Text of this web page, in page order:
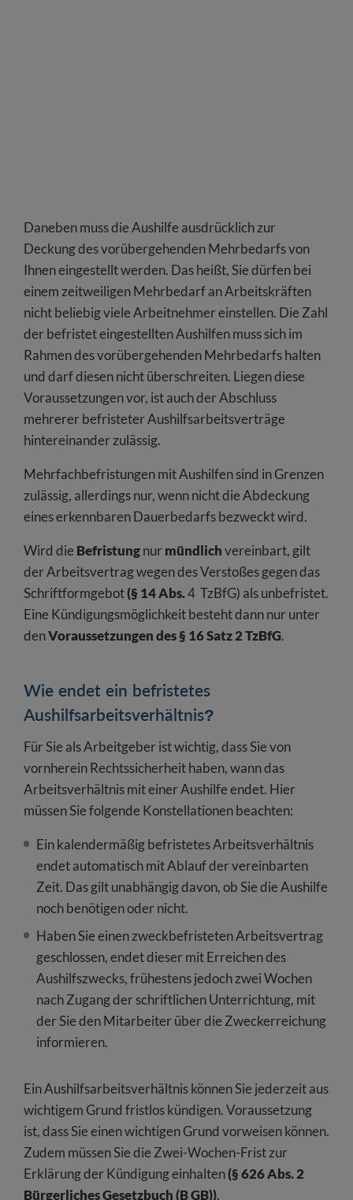
Daneben muss die Aushilfe ausdrücklich zur
Deckung des vorübergehenden Mehrbedarfs von
Ihnen eingestellt werden. Das heißt, Sie dürfen bei
einem zeitweiligen Mehrbedarf an Arbeitskräften
nicht beliebig viele Arbeitnehmer einstellen. Die Zahl
der befristet eingestellten Aushilfen muss sich im
Rahmen des vorübergehenden Mehrbedarfs halten
und darf diesen nicht überschreiten. Liegen diese
Voraussetzungen vor, ist auch der Abschluss
mehrerer befristeter Aushilfsarbeitsverträge
hintereinander zulässig.
Mehrfachbefristungen mit Aushilfen sind in Grenzen
zulässig, allerdings nur, wenn nicht die Abdeckung
eines erkennbaren Dauerbedarfs bezweckt wird.
Wird die Befristungnurmündlichvereinbart, gilt
der Arbeitsvertrag wegen des Verstoßes gegen das
Schriftformgebot(§ 14 Abs.4 TzBfG) als unbefristet.
Eine Kündigungsmöglichkeit besteht dann nur unter
denVoraussetzungen des § 16 Satz 2 TzBfG.
Wie endet ein befristetes
Aushilfsarbeitsverhältnis?
Für Sie als Arbeitgeber ist wichtig, dass Sie von
vornherein Rechtssicherheit haben, wann das
Arbeitsverhältnis mit einer Aushilfe endet. Hier
müssen Sie folgende Konstellationen beachten:
Ein kalendermäßig befristetes Arbeitsverhältnis
endet automatisch mit Ablauf der vereinbarten
Zeit. Das gilt unabhängig davon, ob Sie die Aushilfe
noch benötigen oder nicht.
Haben Sie einen zweckbefristeten Arbeitsvertrag
geschlossen, endet dieser mit Erreichen des
Aushilfszwecks, frühestens jedoch zwei Wochen
nach Zugang der schriftlichen Unterrichtung, mit
der Sie den Mitarbeiter über die Zweckerreichung
informieren.
Ein Aushilfsarbeitsverhältnis können Sie jederzeit aus
wichtigem Grund fristlos kündigen. Voraussetzung
ist, dass Sie einen wichtigen Grund vorweisen können.
Zudem müssen Sie die Zwei-Wochen-Frist zur
Erklärung der Kündigung einhalten(§ 626 Abs. 2
Bürgerliches Gesetzbuch (B GB)).